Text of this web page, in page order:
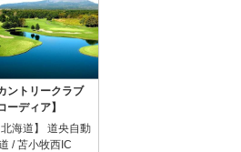
ントリークラブ
ーディア】
/ 苫小牧西IC